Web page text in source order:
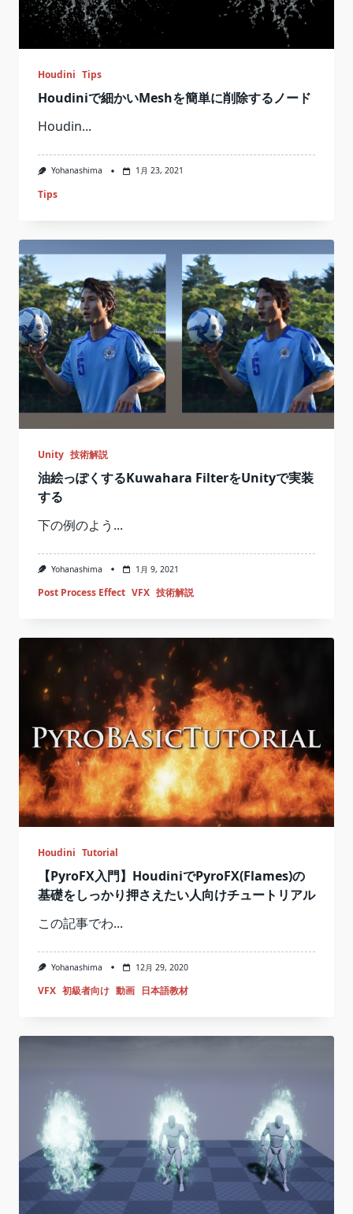
Houdini Tips
Houdiniで細かいMeshを簡単に削除するノード
Houdin...
Yohanashima 1月 23, 2021
Tips
Unity 技術解説
油絵っぽくするKuwahara FilterをUnityで実装
する
下の例のよう...
Yohanashima 1月 9, 2021
Post Process Effect VFX 技術解説
Houdini Tutorial
【PyroFX入門】HoudiniでPyroFX(Flames)の
基礎をしっかり押さえたい人向けチュートリアル
この記事でわ...
Yohanashima 12月 29, 2020
VFX 初級者向け 動画 日本語教材